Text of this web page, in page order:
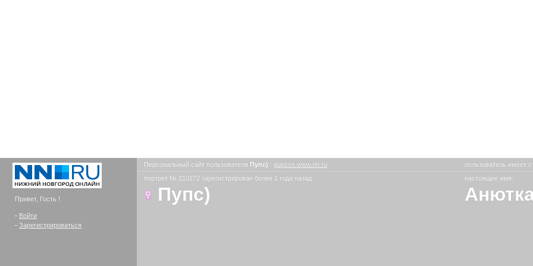
Привет, Гость !
- Войти
- Зарегистрироваться
Персональный сайт пользователя Пупс) : pupsss.www.nn.ru пользователь имеет
портрет № 210272 зарегистрирован более 1 года назад
Пупс)
настоящее имя: